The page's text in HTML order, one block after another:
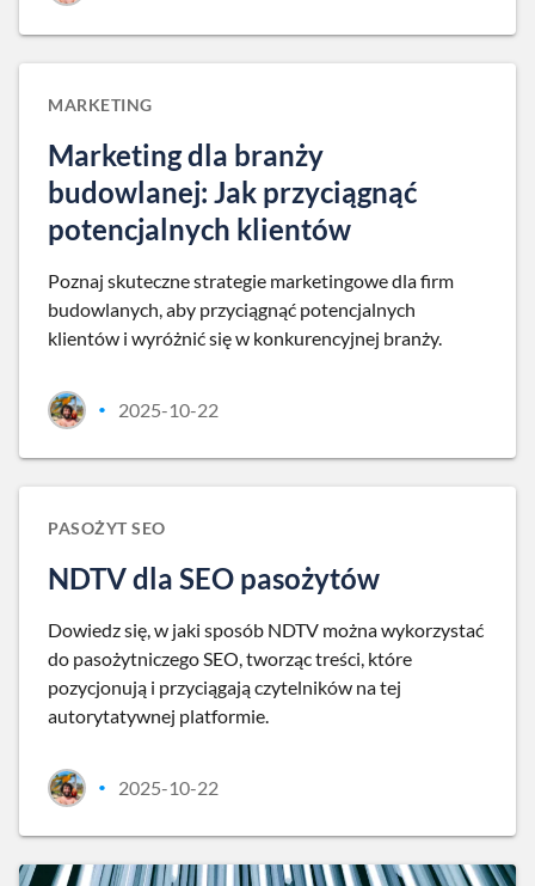
MARKETING
Marketing dla branży
budowlanej: Jak przyciągnąć
potencjalnych klientów
Poznaj skuteczne strategie marketingowe dla firm
budowlanych, aby przyciągnąć potencjalnych
klientów i wyróżnić się w konkurencyjnej branży.
• 2025-10-22
PASOŻYT SEO
NDTV dla SEO pasożytów
Dowiedz się, w jaki sposób NDTV można wykorzystać
do pasożytniczego SEO, tworząc treści, które
pozycjonują i przyciągają czytelników na tej
autorytatywnej platformie.
• 2025-10-22